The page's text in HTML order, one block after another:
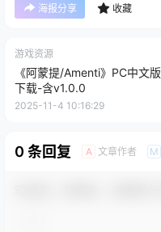
海报分享 收藏
游戏资源
《阿蒙提/Amenti》PC中文版
下载-含v1.0.0
2025-11-4 10:16:29
0 条回复 A 文章作者 M